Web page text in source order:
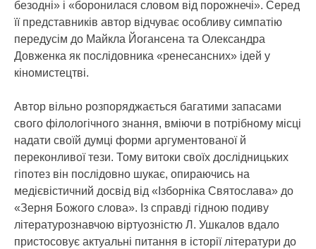
безодні» і «боронилася словом від порожнечі». Серед
її представників автор відчуває особливу симпатію
передусім до Майкла Йогансена та Олександра
Довженка як послідовника «ренесансних» ідей у
кіномистецтві.
Автор вільно розпоряджається багатими запасами
свого філологічного знання, вміючи в потрібному місці
надати своїй думці форми аргументованої й
переконливої тези. Тому витоки своїх дослідницьких
гіпотез він послідовно шукає, опираючись на
медієвістичний досвід від «Ізборніка Святослава» до
«Зерня Божого слова». Із справді гідною подиву
літературознавчою віртуозністю Л. Ушкалов вдало
пристосовує актуальні питання в історії літератури до